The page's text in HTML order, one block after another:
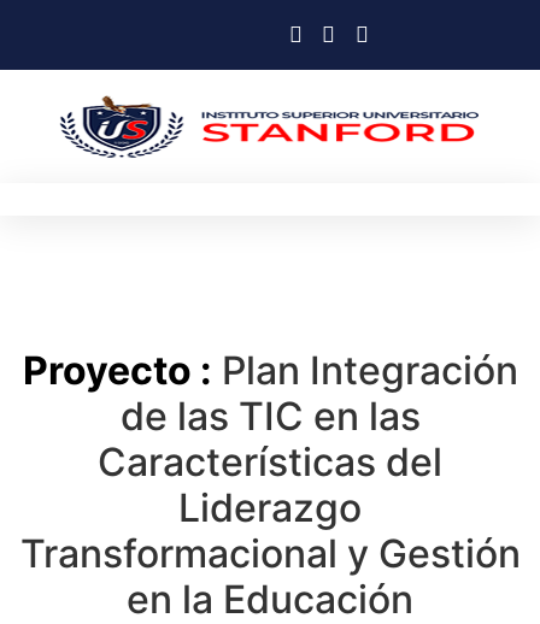
Proyecto : Plan Integración
de las TIC en las
Características del
Liderazgo
Transformacional y Gestión
en la Educación